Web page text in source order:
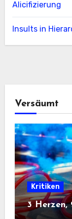
Alicifizierung
Insults in
Versäumt
Kritiken
3 Herzen,